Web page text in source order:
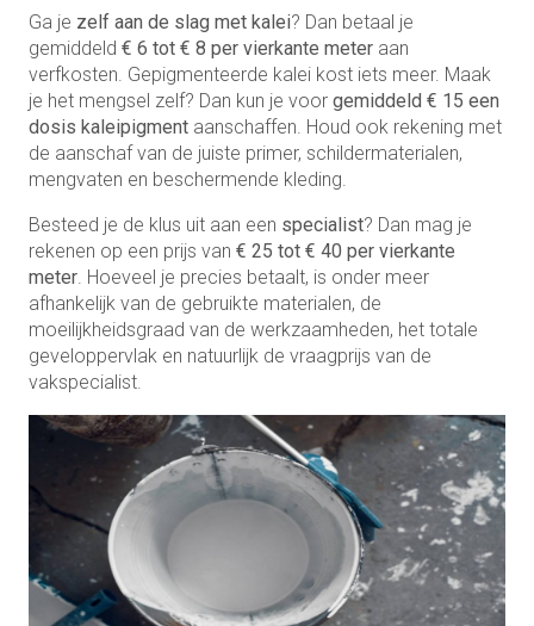
Ga je zelf aan de slag met kalei? Dan betaal je
gemiddeld € 6 tot € 8 per vierkante meter aan
verfkosten. Gepigmenteerde kalei kost iets meer. Maak
je het mengsel zelf? Dan kun je voor gemiddeld € 15 een
dosis kaleipigment aanschaffen. Houd ook rekening met
de aanschaf van de juiste primer, schildermaterialen,
mengvaten en beschermende kleding.
Besteed je de klus uit aan een specialist? Dan mag je
rekenen op een prijs van € 25 tot € 40 per vierkante
meter. Hoeveel je precies betaalt, is onder meer
afhankelijk van de gebruikte materialen, de
moeilijkheidsgraad van de werkzaamheden, het totale
geveloppervlak en natuurlijk de vraagprijs van de
vakspecialist.